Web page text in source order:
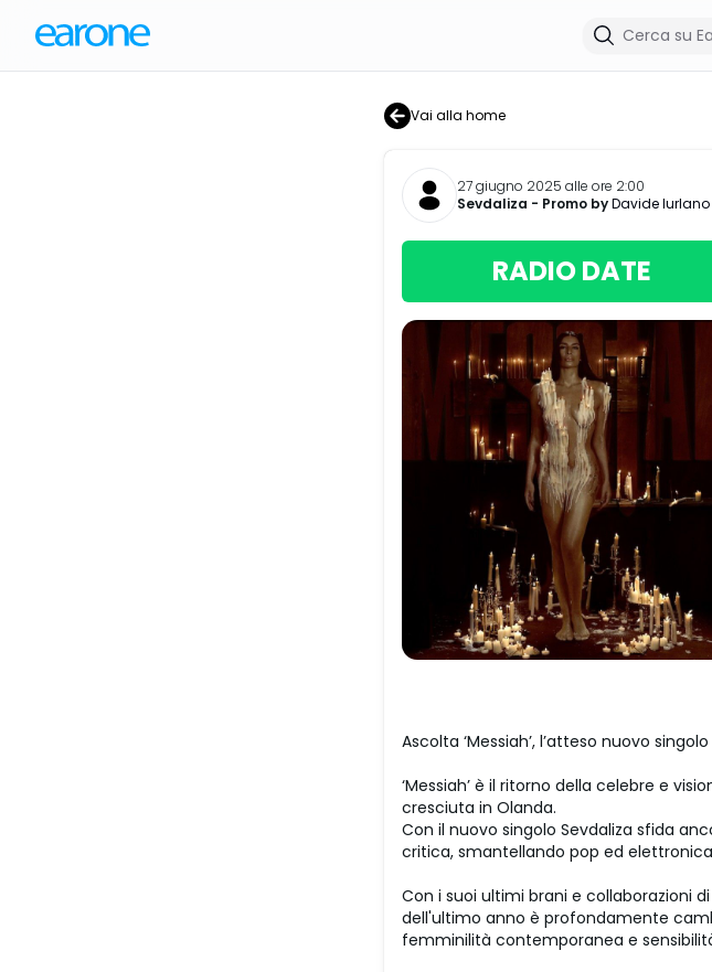
Vai alla home
27 giugno 2025 alle ore 2:00
Sevdaliza - Promo byDavide Iurlano
RADIO DATE
Ascolta ‘Messiah’, l’atteso nuovo singolo
‘Messiah’ è il ritorno della celebre e
cresciuta in Olanda.
Con il nuovo singolo Sevdaliza sfida
critica, smantellando pop ed
Con i suoi ultimi brani e collaborazioni
dell'ultimo anno è profondamente
femminilità contemporanea e